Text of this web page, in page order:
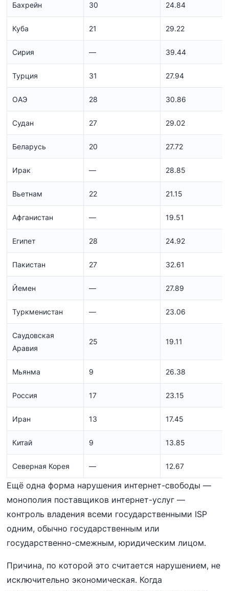
Бахрейн 30 24.84
Куба 21 29.22
Сирия — 39.44
Турция 31 27.94
ОАЭ 28 30.86
Судан 27 29.02
Беларусь 20 27.72
Ирак — 28.85
Вьетнам 22 21.15
Афганистан — 19.51
Египет 28 24.92
Пакистан 27 32.61
Йемен — 27.89
Туркменистан — 23.06
Саудовская
Аравия
25 19.11
Мьянма 9 26.38
Россия 17 23.15
Иран 13 17.45
Китай 9 13.85
Северная Корея — 12.67
Ещё одна форма нарушения интернет-свободы —
монополия поставщиков интернет-услуг —
контроль владения всеми государственными ISP
одним, обычно государственным или
государственно-смежным, юридическим лицом.
Причина, по которой это считается нарушением, не
исключительно экономическая. Когда